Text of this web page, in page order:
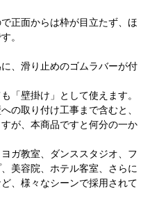
正面からは枠が目立たず、ほ
。
、滑り止めのゴムラバーが付
「壁掛け」として使えます。
の取り付け工事まで含むと、
が、本商品ですと何分の一か
ガ教室、ダンススタジオ、フ
美容院、ホテル客室、さらに
、様々なシーンで採用されて